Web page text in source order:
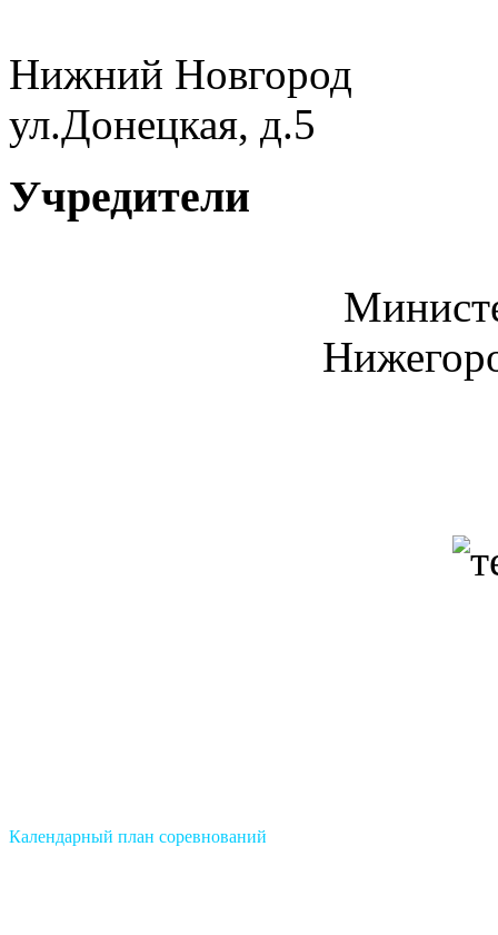
Нижний Новгород
ул.Донецкая, д.5
Учредители
Календарный план соревнований